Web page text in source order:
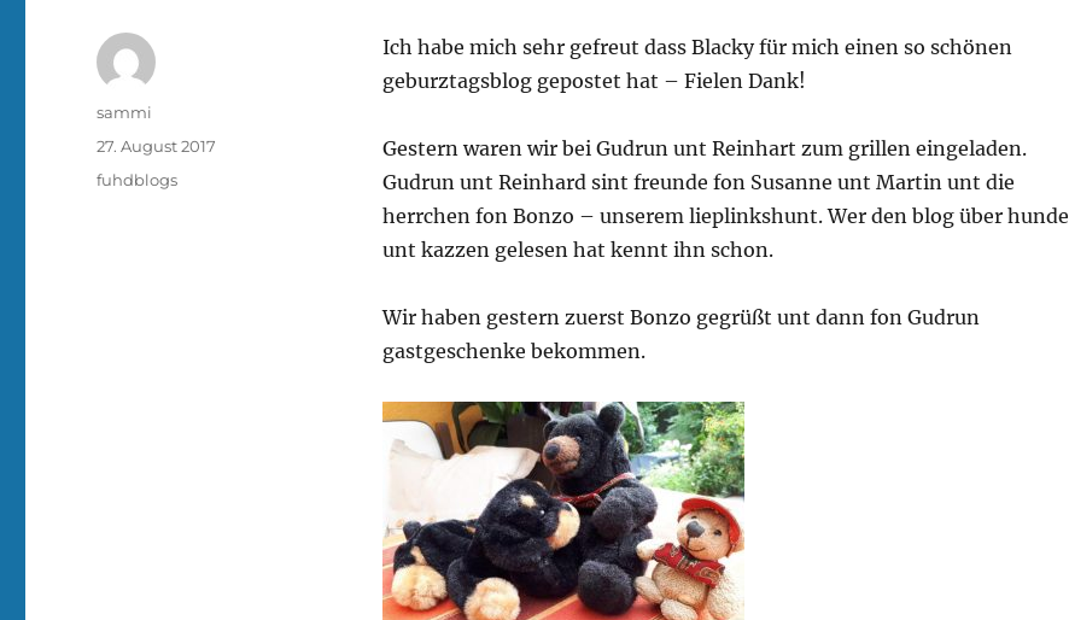
Ich habe mich sehr gefreut dass Blacky für mich einen so schönen
geburztagsblog gepostet hat – Fielen Dank!
Gestern waren wir bei Gudrun unt Reinhart zum grillen eingeladen.
Gudrun unt Reinhard sint freunde fon Susanne unt Martin unt die
herrchen fon Bonzo – unserem lieplinkshunt. Wer den blog über hunde
unt kazzen gelesen hat kennt ihn schon.
Wir haben gestern zuerst Bonzo gegrüßt unt dann fon Gudrun
gastgeschenke bekommen.
Autor
sammi
Veröffentlicht
am
27. August 2017
Kategorien
fuhdblogs